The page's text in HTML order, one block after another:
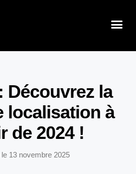
Découvrez la
localisation à
de 2024 !
le 13 novembre 2025